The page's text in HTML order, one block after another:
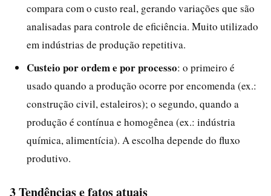
compara com o custo real, gerando variações que são
analisadas para controle de eficiência. Muito utilizado
em indústrias de produção repetitiva.
Custeio por ordem e por processo: o primeiro é
usado quando a produção ocorre por encomenda (ex.:
construção civil, estaleiros); o segundo, quando a
produção é contínua e homogênea (ex.: indústria
química, alimentícia). A escolha depende do fluxo
produtivo.
3 Tendências e fatos atuais